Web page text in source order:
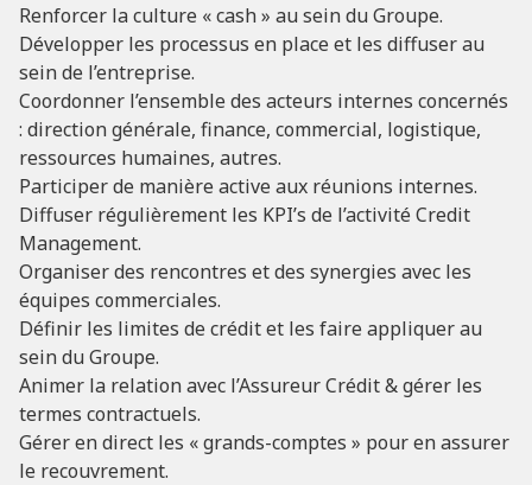
Renforcer la culture « cash » au sein du Groupe.
Développer les processus en place et les diffuser au
sein de l’entreprise.
Coordonner l’ensemble des acteurs internes concernés
: direction générale, finance, commercial, logistique,
ressources humaines, autres.
Participer de manière active aux réunions internes.
Diffuser régulièrement les KPI’s de l’activité Credit
Management.
Organiser des rencontres et des synergies avec les
équipes commerciales.
Définir les limites de crédit et les faire appliquer au
sein du Groupe.
Animer la relation avec l’Assureur Crédit & gérer les
termes contractuels.
Gérer en direct les « grands-comptes » pour en assurer
le recouvrement.